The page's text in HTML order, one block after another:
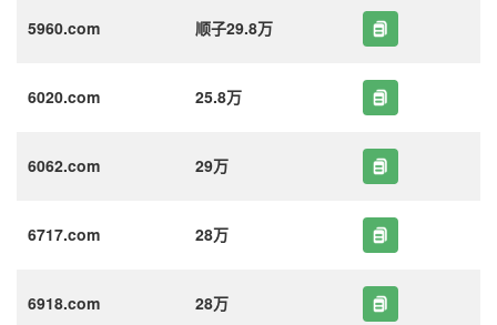
5960.com 顺子29.8万
6020.com 25.8万
6062.com 29万
6717.com 28万
6918.com 28万